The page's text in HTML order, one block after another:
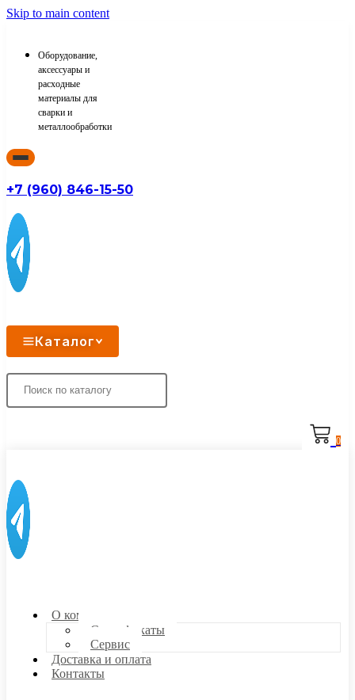
Skip to main content
Оборудование,
аксессуары и
расходные
материалы для
сварки и
металлообработки
+7 (960) 846-15-50
Каталог
0
О компании
Сертификаты
Сервис
Доставка и оплата
Контакты